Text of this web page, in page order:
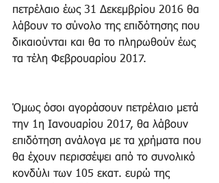
πετρέλαιο έως 31 Δεκεμβρίου 2016 θα
λάβουν το σύνολο της επιδότησης που
δικαιούνται και θα το πληρωθούν έως
τα τέλη Φεβρουαρίου 2017.
Όμως όσοι αγοράσουν πετρέλαιο μετά
την 1η Ιανουαρίου 2017, θα λάβουν
επιδότηση ανάλογα με τα χρήματα που
θα έχουν περισσέψει από το συνολικό
κονδύλι των 105 εκατ. ευρώ της